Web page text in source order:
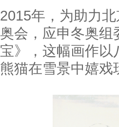
2015年，为助力
奥会，应申冬奥组
宝》，这幅画作以
熊猫在雪景中嬉戏